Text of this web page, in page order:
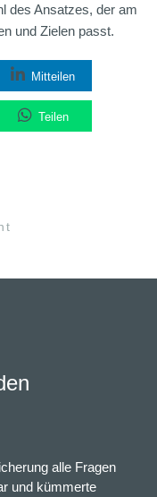
des Ansatzes, der am
und Zielen passt.
Mitteilen
Teilen
alle Fragen
und kümmerte